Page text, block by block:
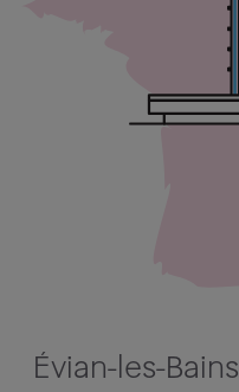
Évian-les-Bains